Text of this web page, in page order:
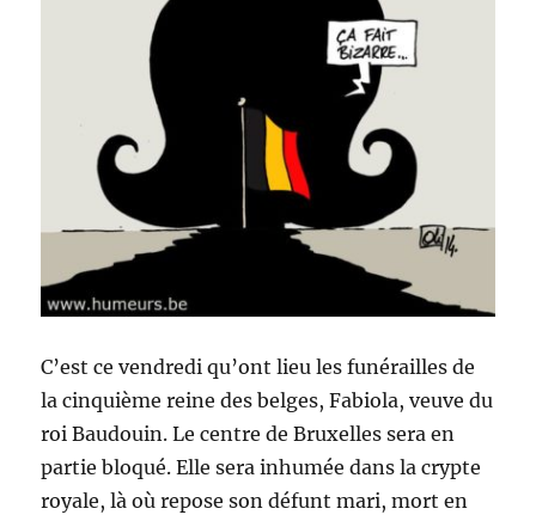
C’est ce vendredi qu’ont lieu les funérailles de
la cinquième reine des belges, Fabiola, veuve du
roi Baudouin. Le centre de Bruxelles sera en
partie bloqué. Elle sera inhumée dans la crypte
royale, là où repose son défunt mari, mort en